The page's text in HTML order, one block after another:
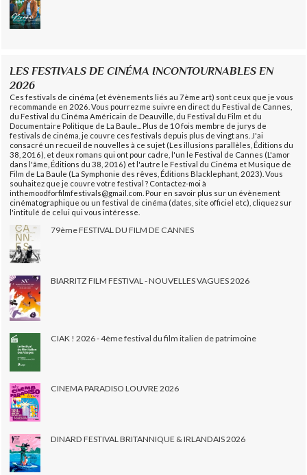
LES FESTIVALS DE CINÉMA INCONTOURNABLES EN
2026
Ces festivals de cinéma (et évènements liés au 7ème art) sont ceux que je vous
recommande en 2026. Vous pourrez me suivre en direct du Festival de Cannes,
du Festival du Cinéma Américain de Deauville, du Festival du Film et du
Documentaire Politique de La Baule... Plus de 10 fois membre de jurys de
festivals de cinéma, je couvre ces festivals depuis plus de vingt ans. J'ai
consacré un recueil de nouvelles à ce sujet (Les illusions parallèles, Éditions du
38, 2016), et deux romans qui ont pour cadre, l'un le Festival de Cannes (L'amor
dans l'âme, Éditions du 38, 2016) et l'autre le Festival du Cinéma et Musique de
Film de La Baule (La Symphonie des rêves, Éditions Blacklephant, 2023). Vous
souhaitez que je couvre votre festival ? Contactez-moi à
inthemoodforfilmfestivals@gmail.com. Pour en savoir plus sur un évènement
cinématographique ou un festival de cinéma (dates, site officiel etc), cliquez sur
l'intitulé de celui qui vous intéresse.
79ème FESTIVAL DU FILM DE CANNES
BIARRITZ FILM FESTIVAL - NOUVELLES VAGUES 2026
CIAK ! 2026 - 4ème festival du film italien de patrimoine
CINEMA PARADISO LOUVRE 2026
DINARD FESTIVAL BRITANNIQUE & IRLANDAIS 2026